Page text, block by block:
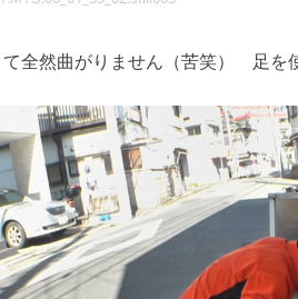
全然曲がりません（苦笑） 足を